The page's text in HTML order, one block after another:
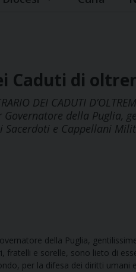
Caduti di
DEI CADUTI
Governatore della
Sacerdoti e Cappellani
della Puglia,
fratelli e sorelle, sono lieto di
per la difesa dei diritti